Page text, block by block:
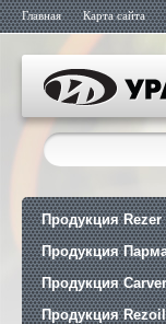
Главная Карта сайта
Продукция Rezer
Продукция
Продукция Carver
Продукция Rezoil